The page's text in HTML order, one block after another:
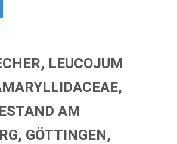
LEUCOJUM
AM
GÖTTINGEN,